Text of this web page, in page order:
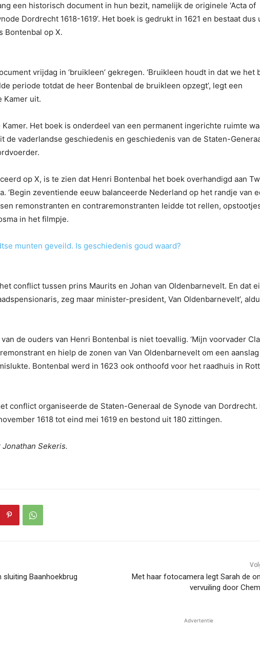
een historisch document in hun bezit, namelijk de originele ‘Acta of
Dordrecht 1618-1619’. Het boek is gedrukt in 1621 en bestaat dus
Bontenbal op X.
vrijdag in ‘bruikleen’ gekregen. ‘Bruikleen houdt in dat we het
periode totdat de heer Bontenbal de bruikleen opzegt’, legt een
Kamer uit.
Kamer. Het boek is onderdeel van een permanent ingerichte ruimte
de vaderlandse geschiedenis en geschiedenis van de Staten-
op X, is te zien dat Henri Bontenbal het boek overhandigd aan
‘Begin zeventiende eeuw balanceerde Nederland op het randje van
remonstranten en contraremonstranten leidde tot rellen,
in het filmpje.
munten geveild. Is geschiedenis goud waard?
conflict tussen prins Maurits en Johan van Oldenbarnevelt. En dat
zeg maar minister-president, Van Oldenbarnevelt’,
de ouders van Henri Bontenbal is niet toevallig. ‘Mijn voorvader
en hielp de zonen van Van Oldenbarnevelt om een
Bontenbal werd in 1623 ook onthoofd voor het raadhuis in
conflict organiseerde de Staten-Generaal de Synode van Dordrecht.
1618 tot eind mei 1619 en bestond uit 180 zittingen.
Sekeris.
Baanhoekbrug
Met haar fotocamera legt Sarah de
vervuiling door
Advertentie